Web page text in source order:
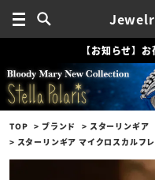
【お知らせ】
TOP ブランド
スターリンギア
スターリンギア マイクロスカルフ